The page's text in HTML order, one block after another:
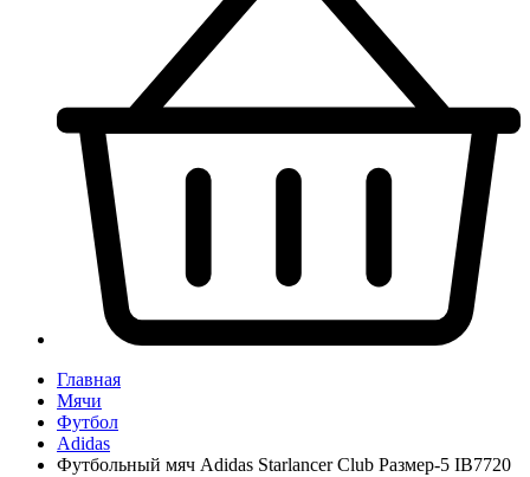
Главная
Мячи
Футбол
Adidas
Футбольный мяч Adidas Starlancer Club Размер-5 IB7720